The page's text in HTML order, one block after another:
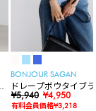
BONJOUR SAGAN
ドレープボウタイブ
ス
¥5,940 ¥4,950
有料会員価格¥3,218